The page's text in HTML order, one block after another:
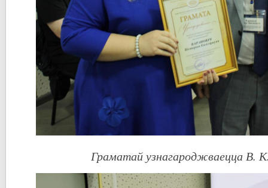
Граматай узнагароджваецца В.